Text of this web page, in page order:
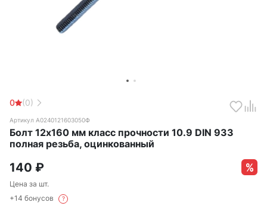
0 (0)
Артикул А0240121603050Ф
Болт 12х160 мм класс прочности 10.9 DIN 933
полная резьба, оцинкованный
140 ₽
Цена за шт.
+14 бонусов
?